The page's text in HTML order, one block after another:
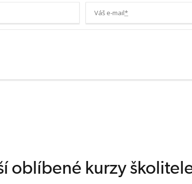
Váš e-mail*
oblíbené kurzy